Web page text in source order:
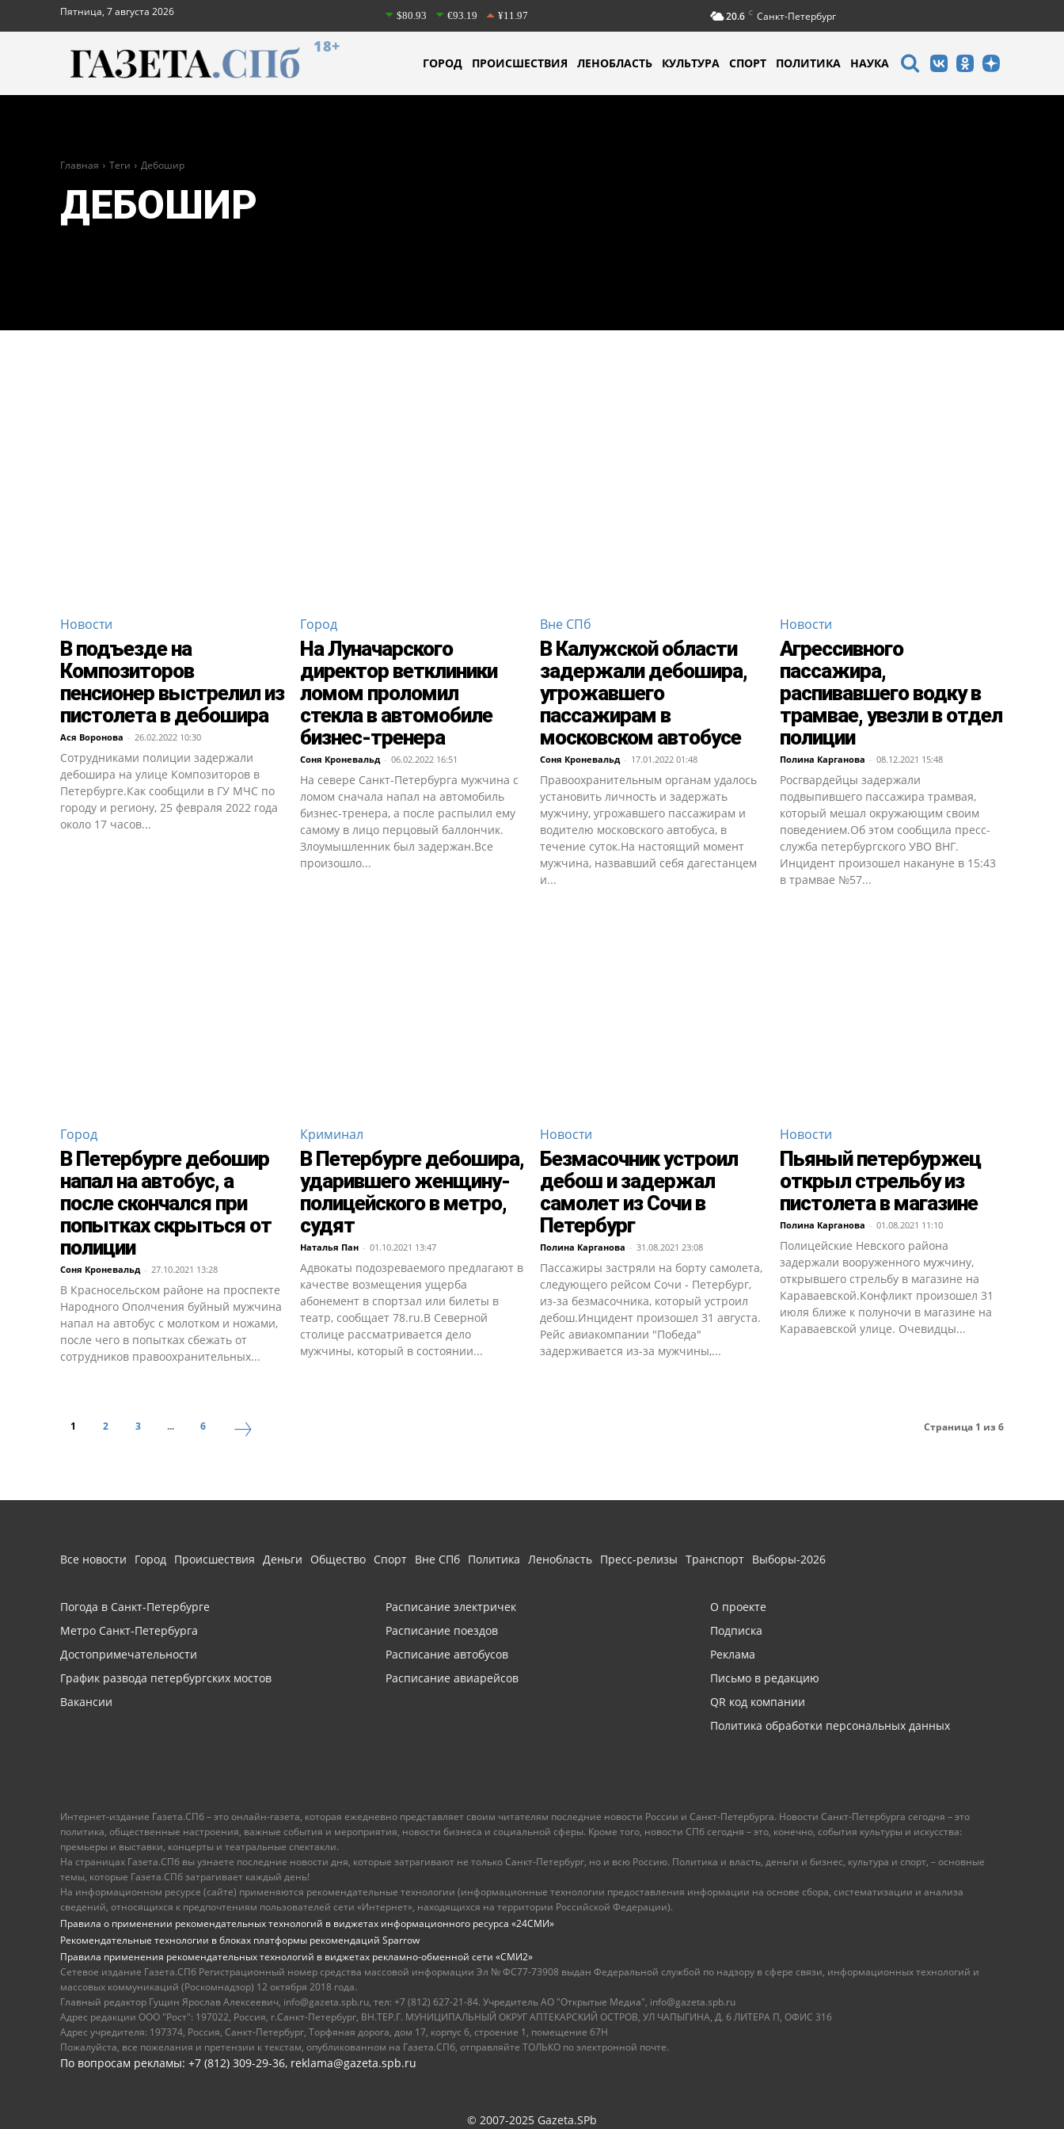
Пятница, 7 августа 2026 $80.93 €93.19 ¥11.97 20.6 C Санкт-Петербург
18+
ГОРОД ПРОИСШЕСТВИЯ ЛЕНОБЛАСТЬ КУЛЬТУРА СПОРТ ПОЛИТИКА НАУКА
Главная Теги Дебошир
ДЕБОШИР
Новости
В подъезде на
Композиторов
пенсионер выстрелил из
пистолета в дебошира
Ася Воронова - 26.02.2022 10:30
Сотрудниками полиции задержали
дебошира на улице Композиторов в
Петербурге.Как сообщили в ГУ МЧС по
городу и региону, 25 февраля 2022 года
около 17 часов...
Город
На Луначарского
директор ветклиники
ломом проломил
стекла в автомобиле
бизнес-тренера
Соня Кроневальд - 06.02.2022 16:51
На севере Санкт-Петербурга мужчина с
ломом сначала напал на автомобиль
бизнес-тренера, а после распылил ему
самому в лицо перцовый баллончик.
Злоумышленник был задержан.Все
произошло...
Вне СПб
В Калужской области
задержали дебошира,
угрожавшего
пассажирам в
московском автобусе
Соня Кроневальд - 17.01.2022 01:48
Правоохранительным органам удалось
установить личность и задержать
мужчину, угрожавшего пассажирам и
водителю московского автобуса, в
течение суток.На настоящий момент
мужчина, назвавший себя дагестанцем
и...
Новости
Агрессивного
пассажира,
распивавшего водку в
трамвае, увезли в отдел
полиции
Полина Карганова - 08.12.2021 15:48
Росгвардейцы задержали
подвыпившего пассажира трамвая,
который мешал окружающим своим
поведением.Об этом сообщила пресс-
служба петербургского УВО ВНГ.
Инцидент произошел накануне в 15:43
в трамвае №57...
Город
В Петербурге дебошир
напал на автобус, а
после скончался при
попытках скрыться от
полиции
Соня Кроневальд - 27.10.2021 13:28
В Красносельском районе на проспекте
Народного Ополчения буйный мужчина
напал на автобус с молотком и ножами,
после чего в попытках сбежать от
сотрудников правоохранительных...
Криминал
В Петербурге дебошира,
ударившего женщину-
полицейского в метро,
судят
Наталья Пан - 01.10.2021 13:47
Адвокаты подозреваемого предлагают в
качестве возмещения ущерба
абонемент в спортзал или билеты в
театр, сообщает 78.ru.В Северной
столице рассматривается дело
мужчины, который в состоянии...
Новости
Безмасочник устроил
дебош и задержал
самолет из Сочи в
Петербург
Полина Карганова - 31.08.2021 23:08
Пассажиры застряли на борту самолета,
следующего рейсом Сочи - Петербург,
из-за безмасочника, который устроил
дебош.Инцидент произошел 31 августа.
Рейс авиакомпании "Победа"
задерживается из-за мужчины,...
Новости
Пьяный петербуржец
открыл стрельбу из
пистолета в магазине
Полина Карганова - 01.08.2021 11:10
Полицейские Невского района
задержали вооруженного мужчину,
открывшего стрельбу в магазине на
Караваевской.Конфликт произошел 31
июля ближе к полуночи в магазине на
Караваевской улице. Очевидцы...
1 2 3 ... 6 Страница 1 из 6
Все новости Город Происшествия Деньги Общество Спорт Вне СПб Политика Ленобласть Пресс-релизы Транспорт Выборы-2026
Погода в Санкт-Петербурге
Метро Санкт-Петербурга
Достопримечательности
График развода петербургских мостов
Вакансии
Расписание электричек
Расписание поездов
Расписание автобусов
Расписание авиарейсов
О проекте
Подписка
Реклама
Письмо в редакцию
QR код компании
Политика обработки персональных данных
Интернет-издание Газета.СПб – это онлайн-газета, которая ежедневно представляет своим читателям последние новости России и Санкт-Петербурга. Новости Санкт-Петербурга сегодня – это
политика, общественные настроения, важные события и мероприятия, новости бизнеса и социальной сферы. Кроме того, новости СПб сегодня – это, конечно, события культуры и искусства:
премьеры и выставки, концерты и театральные спектакли.
На страницах Газета.СПб вы узнаете последние новости дня, которые затрагивают не только Санкт-Петербург, но и всю Россию. Политика и власть, деньги и бизнес, культура и спорт, – основные
темы, которые Газета.СПб затрагивает каждый день!
На информационном ресурсе (сайте) применяются рекомендательные технологии (информационные технологии предоставления информации на основе сбора, систематизации и анализа
сведений, относящихся к предпочтениям пользователей сети «Интернет», находящихся на территории Российской Федерации).
Правила о применении рекомендательных технологий в виджетах информационного ресурса «24СМИ»
Рекомендательные технологии в блоках платформы рекомендаций Sparrow
Правила применения рекомендательных технологий в виджетах рекламно-обменной сети «СМИ2»
Сетевое издание Газета.СПб Регистрационный номер средства массовой информации Эл № ФС77-73908 выдан Федеральной службой по надзору в сфере связи, информационных технологий и
массовых коммуникаций (Роскомнадзор) 12 октября 2018 года.
Главный редактор Гущин Ярослав Алексеевич, info@gazeta.spb.ru, тел: +7 (812) 627-21-84. Учредитель АО "Открытые Медиа", info@gazeta.spb.ru
Адрес редакции ООО "Рост": 197022, Россия, г.Санкт-Петербург, ВН.ТЕР.Г. МУНИЦИПАЛЬНЫЙ ОКРУГ АПТЕКАРСКИЙ ОСТРОВ, УЛ ЧАПЫГИНА, Д. 6 ЛИТЕРА П, ОФИС 316
Адрес учредителя: 197374, Россия, Санкт-Петербург, Торфяная дорога, дом 17, корпус 6, строение 1, помещение 67Н
Пожалуйста, все пожелания и претензии к текстам, опубликованном на Газета.СПб, отправляйте ТОЛЬКО по электронной почте.
По вопросам рекламы: +7 (812) 309-29-36, reklama@gazeta.spb.ru
© 2007-2025 Gazeta.SPb